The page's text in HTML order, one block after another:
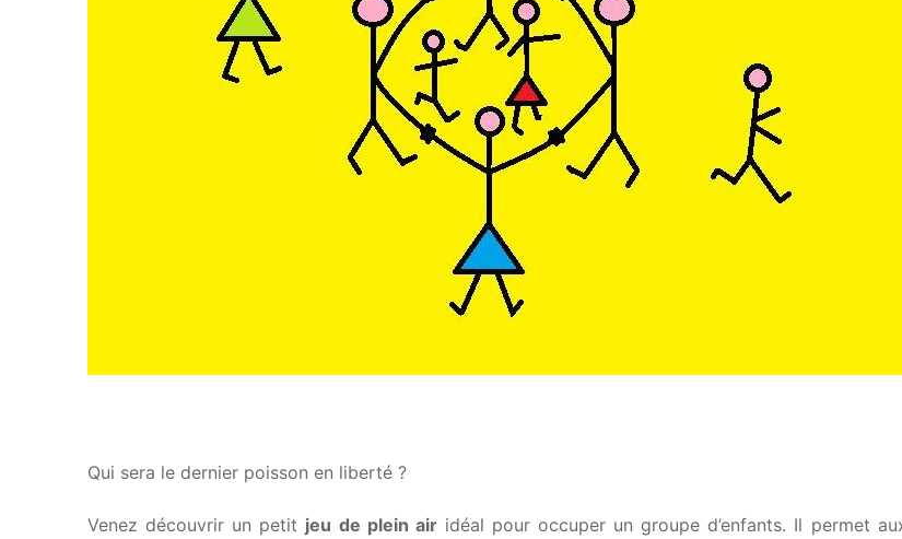
Qui sera le dernier poisson en liberté ?
Venez découvrir un petit jeu de plein airidéal pour occuper un groupe d’enfants. Il permet